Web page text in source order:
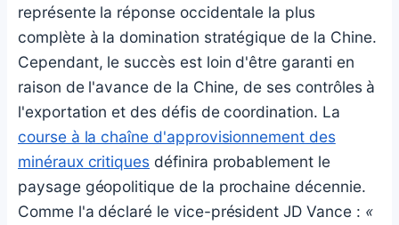
représente la réponse occidentale la plus
complète à la domination stratégique de la Chine.
Cependant, le succès est loin d'être garanti en
raison de l'avance de la Chine, de ses contrôles à
l'exportation et des défis de coordination. La
course à la chaîne d'approvisionnement des
minéraux critiques définira probablement le
paysage géopolitique de la prochaine décennie.
Comme l'a déclaré le vice-président JD Vance : «